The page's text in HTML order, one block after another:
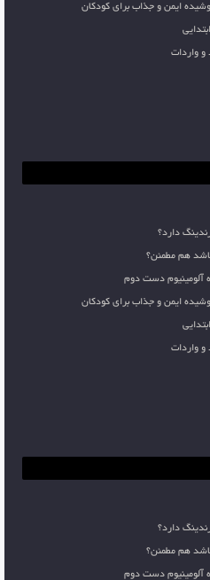
ایمن و جذاب برای کودکان
و واردات
دارد؟
هم مطمئن؟
آلومینیوم دست دوم
ایمن و جذاب برای کودکان
و واردات
دارد؟
هم مطمئن؟
آلومینیوم دست دوم